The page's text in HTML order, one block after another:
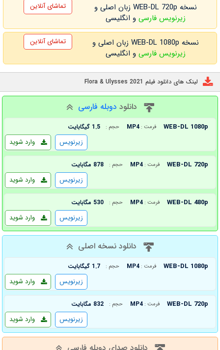
نسخه WEB-DL 720p زبان اصلی و
زیرنویس فارسی و انگلیسی
تماشای آنلاین
نسخه WEB-DL 1080p زبان اصلی و
زیرنویس فارسی و انگلیسی
تماشای آنلاین
لینک های دانلود فیلم Flora & Ulysses 2021
دانلود دوبله فارسی
WEB-DL 1080p فرمت : MP4 حجم : 1.5 گیگابایت
وارد شوید زیرنویس
WEB-DL 720p فرمت : MP4 حجم : 878 مگابایت
وارد شوید زیرنویس
WEB-DL 480p فرمت : MP4 حجم : 530 مگابایت
وارد شوید زیرنویس
دانلود نسخه اصلی
WEB-DL 1080p فرمت : MP4 حجم : 1.7 گیگابایت
وارد شوید زیرنویس
WEB-DL 720p فرمت : MP4 حجم : 832 مگابایت
وارد شوید زیرنویس